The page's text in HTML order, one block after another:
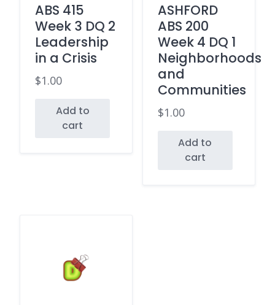
ABS 415
Week 3 DQ 2
Leadership
in a Crisis
$1.00
Add to
cart
ASHFORD
ABS 200
Week 4 DQ 1
Neighborhoods
and
Communities
$1.00
Add to
cart